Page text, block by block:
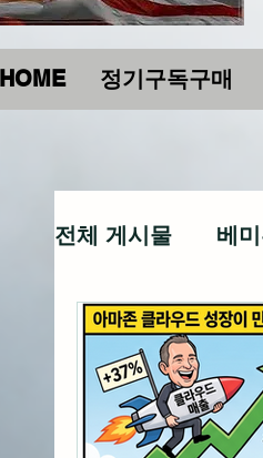
HOME 정기구독구매
전체 게시물 베
각종 자산 투자
초간단 요리 레